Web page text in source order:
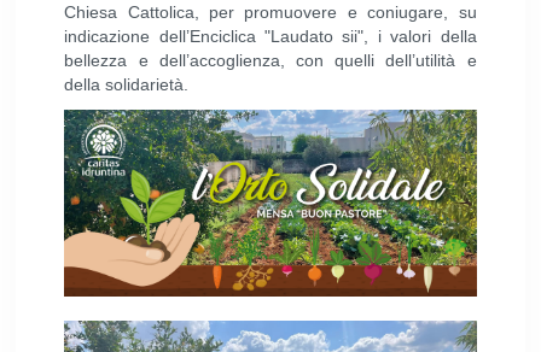
Chiesa Cattolica, per promuovere e coniugare, su
indicazione dell’Enciclica "Laudato sii", i valori della
bellezza e dell’accoglienza, con quelli dell’utilità e
della solidarietà.